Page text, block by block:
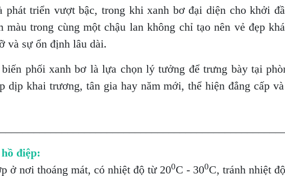
phát triển vượt bậc, trong khi xanh bơ đại diện cho khởi
màu trong cùng một chậu lan không chỉ tạo nên vẻ đẹp
và sự ổn định lâu dài.
phối xanh bơ là lựa chọn lý tưởng để trưng bày tại
dịp khai trương, tân gia hay năm mới, thể hiện đẳng cấp
điệp:
ở nơi thoáng mát, có nhiệt độ từ 200C - 300C, tránh nhiệt